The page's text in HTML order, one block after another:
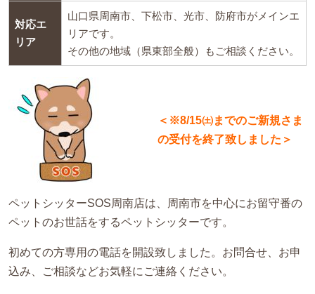
対応エ
リア
山口県周南市、下松市、光市、防府市がメインエ
リアです。
その他の地域（県東部全般）もご相談ください。
＜※8/15㈯までのご新規さま
の受付を終了致しました＞
ペットシッターSOS周南店は、周南市を中心にお留守番の
ペットのお世話をするペットシッターです。
初めての方専用の電話を開設致しました。お問合せ、お申
込み、ご相談などお気軽にご連絡ください。